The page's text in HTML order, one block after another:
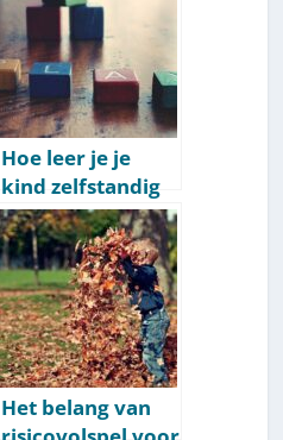
Hoe leer je je
kind zelfstandig
spelen? 8
bewezen tips
Het belang van